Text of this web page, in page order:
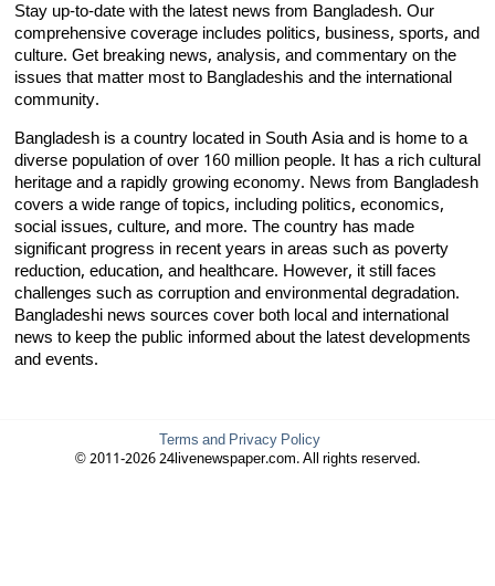
Stay up-to-date with the latest news from Bangladesh. Our
comprehensive coverage includes politics, business, sports, and
culture. Get breaking news, analysis, and commentary on the
issues that matter most to Bangladeshis and the international
community.
Bangladesh is a country located in South Asia and is home to a
diverse population of over 160 million people. It has a rich cultural
heritage and a rapidly growing economy. News from Bangladesh
covers a wide range of topics, including politics, economics,
social issues, culture, and more. The country has made
significant progress in recent years in areas such as poverty
reduction, education, and healthcare. However, it still faces
challenges such as corruption and environmental degradation.
Bangladeshi news sources cover both local and international
news to keep the public informed about the latest developments
and events.
Terms and Privacy Policy
© 2011-2026 24livenewspaper.com. All rights reserved.